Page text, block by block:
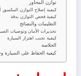
توازن المحاور
كيفية إصلاح التوازن المكسور
كيفية فحص التوازن بدقة
التعليمات والنصائح
تحذيرات الأمان وتوصيات
كيفية تجنب اهتزاز السيارة
الخلاصة
كيفية الحفاظ على السيارة